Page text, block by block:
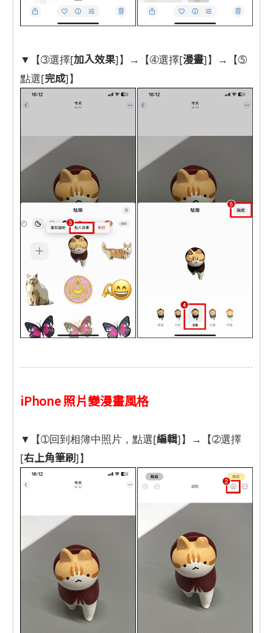
▼【➂選擇[加入效果]】→【➃選擇[漫畫]】→【➄
點選[完成]】
iPhone 照片變漫畫風格
▼【➀回到相簿中照片，點選[編輯]】→【➁選擇
[右上角筆刷]】